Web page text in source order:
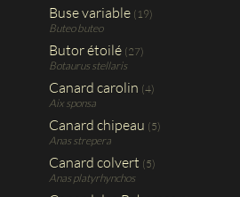
Buse variable (19)
Buteo buteo
Butor étoilé (27)
Botaurus stellaris
Canard carolin (4)
Aix sponsa
Canard chipeau (5)
Anas strepera
Canard colvert (5)
Anas platyrhynchos